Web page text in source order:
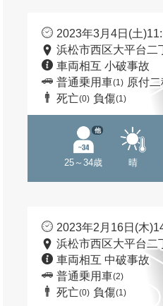
2023年3月4日(土
浜松市西区大平台二
車両相互 小破事故
普通乗用車(1) 原付
死亡(0) 負傷(1)
25～34歳
他
晴
2023年2月16日(木
浜松市西区大平台二
車両相互 中破事故
普通乗用車(2)
死亡(0) 負傷(1)